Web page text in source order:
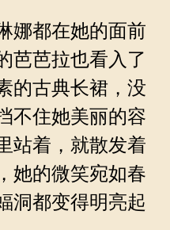
娜都在她的面前
芭芭拉也看入了
的古典长裙，没
不住她美丽的容
站着，就散发着
她的微笑宛如春
洞都变得明亮起